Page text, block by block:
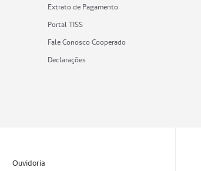
Extrato de Pagamento
Portal TISS
Fale Conosco Cooperado
Declarações
Ouvidoria